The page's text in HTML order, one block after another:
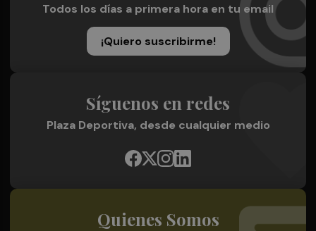
Todos los días a primera hora en tu email
¡Quiero suscribirme!
Síguenos en redes
Plaza Deportiva, desde cualquier medio
Quienes Somos